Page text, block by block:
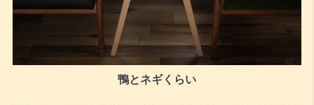
鴨とネギくらい